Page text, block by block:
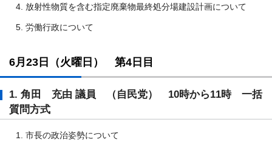
放射性物質を含む指定廃棄物最終処分場建設計画について
労働行政について
6月23日（火曜日） 第4日目
1. 角田 充由 議員 （自民党） 10時から11時 一括
質問方式
市長の政治姿勢について